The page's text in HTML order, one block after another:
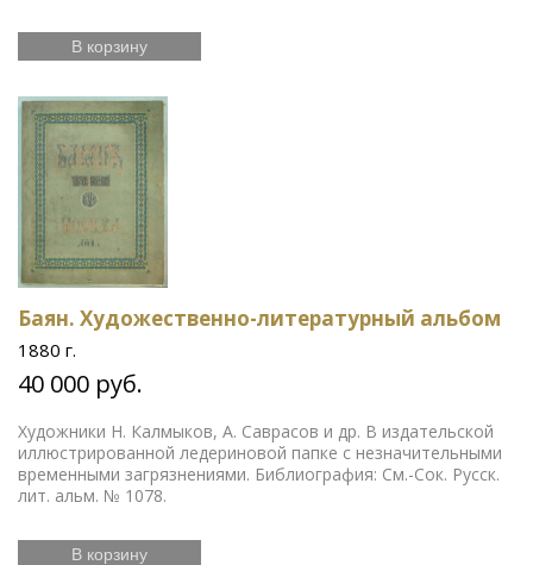
В корзину
Баян. Художественно-литературный альбом
1880 г.
40 000 руб.
Художники Н. Калмыков, А. Саврасов и др. В издательской
иллюстрированной ледериновой папке с незначительными
временными загрязнениями. Библиография: См.-Сок. Русск.
лит. альм. № 1078.
В корзину